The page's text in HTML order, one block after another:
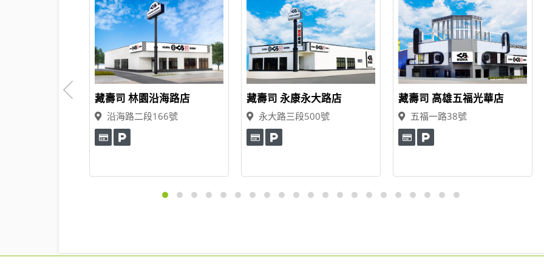
藏壽司 林園沿海路店
沿海路二段166號
藏壽司 永康永大路店
永大路三段500號
藏壽司 高雄五福光華店
五福一路38號